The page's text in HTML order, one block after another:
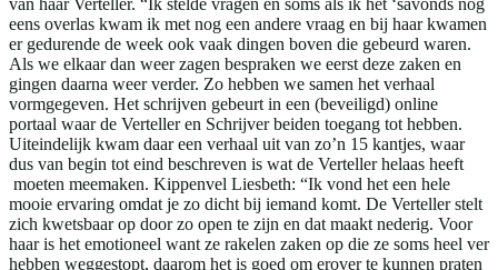
van haar Verteller. “Ik stelde vragen en soms als ik het ‘savonds nog
eens overlas kwam ik met nog een andere vraag en bij haar kwamen
er gedurende de week ook vaak dingen boven die gebeurd waren.
Als we elkaar dan weer zagen bespraken we eerst deze zaken en
gingen daarna weer verder. Zo hebben we samen het verhaal
vormgegeven. Het schrijven gebeurt in een (beveiligd) online
portaal waar de Verteller en Schrijver beiden toegang tot hebben.
Uiteindelijk kwam daar een verhaal uit van zo’n 15 kantjes, waar
dus van begin tot eind beschreven is wat de Verteller helaas heeft
moeten meemaken. Kippenvel Liesbeth: “Ik vond het een hele
mooie ervaring omdat je zo dicht bij iemand komt. De Verteller stelt
zich kwetsbaar op door zo open te zijn en dat maakt nederig. Voor
haar is het emotioneel want ze rakelen zaken op die ze soms heel ver
hebben weggestopt, daarom het is goed om erover te kunnen praten